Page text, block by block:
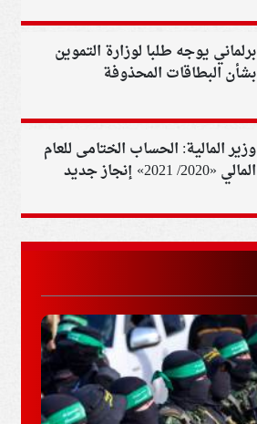
برلماني يوجه طلبا لوزارة التموين
بشأن البطاقات المحذوفة
وزير المالية: الحساب الختامى للعام
المالي «2020/ 2021» إنجاز جديد
لمصر